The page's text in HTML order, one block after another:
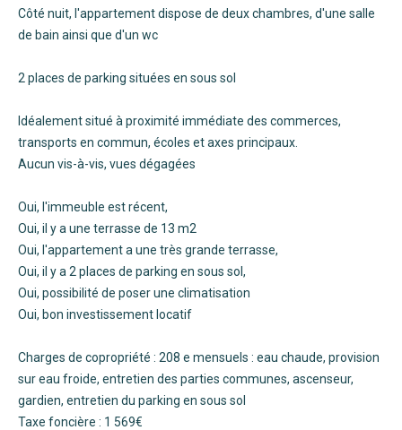
Côté nuit, l'appartement dispose de deux chambres, d'une salle
de bain ainsi que d'un wc
2 places de parking situées en sous sol
Idéalement situé à proximité immédiate des commerces,
transports en commun, écoles et axes principaux.
Aucun vis-à-vis, vues dégagées
Oui, l'immeuble est récent,
Oui, il y a une terrasse de 13 m2
Oui, l'appartement a une très grande terrasse,
Oui, il y a 2 places de parking en sous sol,
Oui, possibilité de poser une climatisation
Oui, bon investissement locatif
Charges de copropriété : 208 e mensuels : eau chaude, provision
sur eau froide, entretien des parties communes, ascenseur,
gardien, entretien du parking en sous sol
Taxe foncière : 1 569€